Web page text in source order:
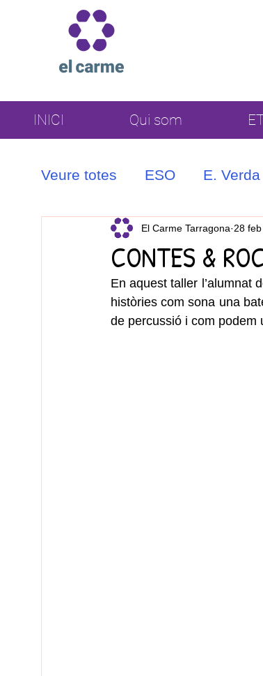
INICI Qui som
Veure totes ESO E. Verda
CONTES &
El Carme Tarragona 28
En aquest taller l’alumnat
històries com sona una
de percussió i com podem